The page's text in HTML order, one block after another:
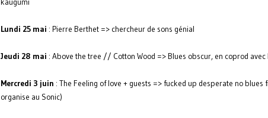
kaugumi
Lundi 25 mai : Pierre Berthet => chercheur de sons génial
Jeudi 28 mai : Above the tree // Cotton Wood => Blues obscur, en coprod
Mercredi 3 juin : The Feeling of love + guests => fucked up desperate no blues
organise au Sonic)